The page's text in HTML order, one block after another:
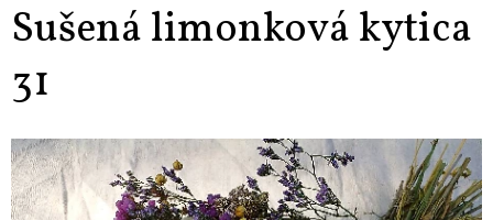
Sušená limonková kytica
31